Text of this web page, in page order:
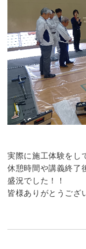
実際に施工体験をし
休憩時間や講義終了
盛況でした！！
皆様ありがとうござ